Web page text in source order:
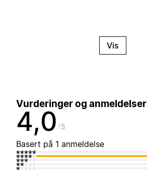
Vis
Vurderinger og anmeldelser
4,0 5
Basert på 1 anmeldelse